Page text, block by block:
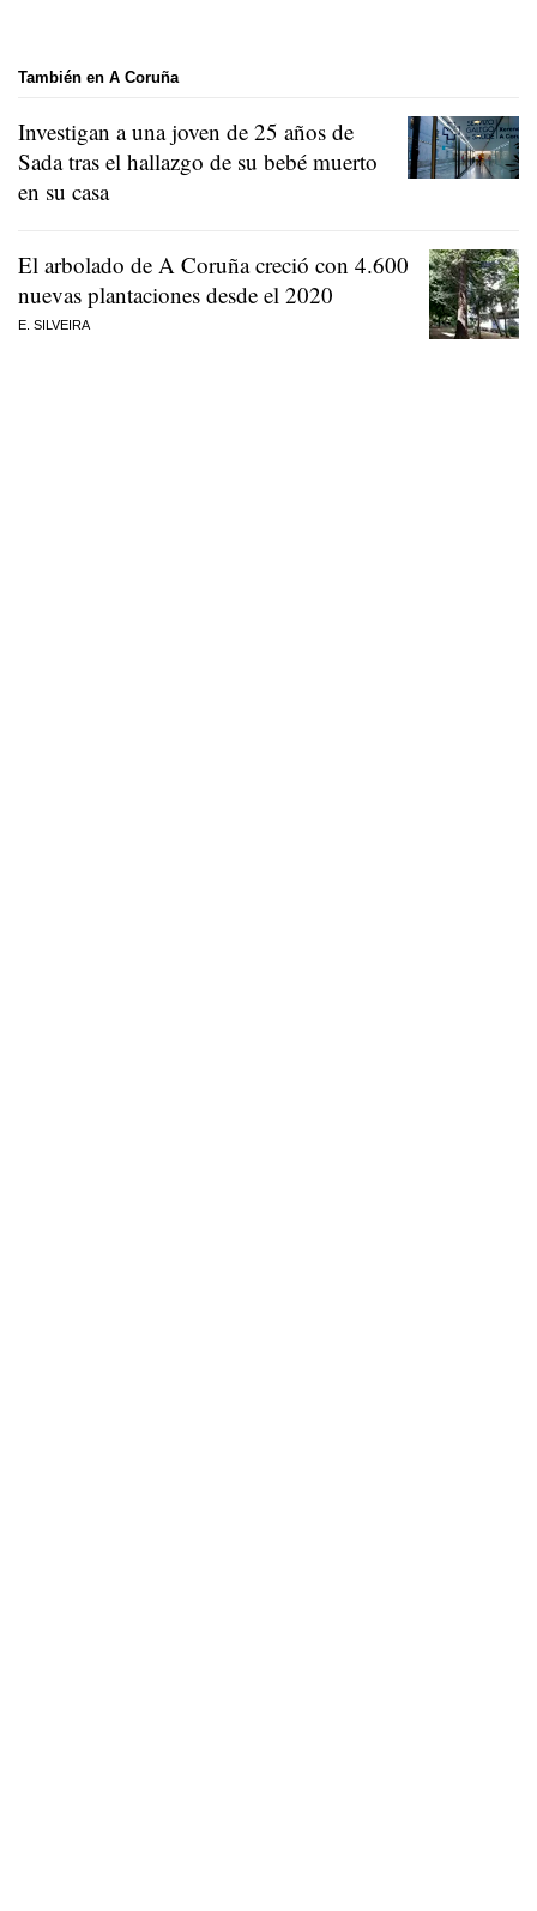
También en A Coruña
Investigan a una joven de 25 años de
Sada tras el hallazgo de su bebé muerto
en su casa
El arbolado de A Coruña creció con 4.600
nuevas plantaciones desde el 2020
E. SILVEIRA